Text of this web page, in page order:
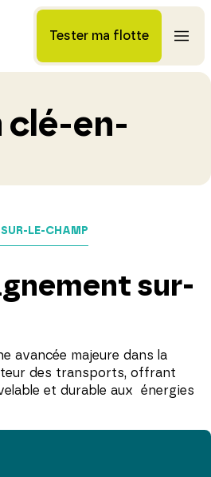
Tester ma flotte
clé-en-
LE-CHAMP
sur-
avancée majeure dans la
des transports, offrant
et durable aux énergies